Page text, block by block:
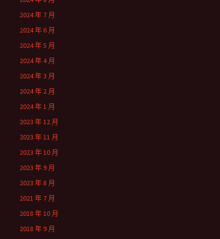
2024 年 7 月
2024 年 6 月
2024 年 5 月
2024 年 4 月
2024 年 3 月
2024 年 2 月
2024 年 1 月
2023 年 12 月
2023 年 11 月
2023 年 10 月
2023 年 9 月
2023 年 8 月
2021 年 7 月
2018 年 10 月
2018 年 9 月